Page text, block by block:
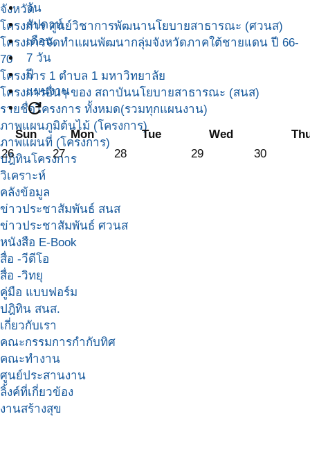
จังหวัด
โครงการ ศูนย์วิชาการพัฒนานโยบายสาธารณะ (ศวนส)
โครงการจัดทำแผนพัฒนากลุ่มจังหวัดภาคใต้ชายแดน ปี 66-
70
โครงการ 1 ตำบล 1 มหาวิทยาลัย
โครงการอื่นๆ ของ สถาบันนโยบายสาธารณะ (สนส)
รายชื่อโครงการ ทั้งหมด(รวมทุกแผนงาน)
ภาพแผนภูมิต้นไม้ (โครงการ)
ภาพแผนที่ (โครงการ)
ปฎิทินโครงการ
วิเคราะห์
คลังข้อมูล
ข่าวประชาสัมพันธ์ สนส
ข่าวประชาสัมพันธ์ ศวนส
หนังสือ E-Book
สื่อ -วีดีโอ
สื่อ -วิทยุ
คู่มือ แบบฟอร์ม
ปฎิทิน สนส.
เกี่ยวกับเรา
คณะกรรมการกำกับทิศ
คณะทำงาน
ศูนย์ประสานงาน
ลิ้งค์ที่เกี่ยวข้อง
งานสร้างสุข
วัน
สัปดาห์
เดือน
7 วัน
ปี
แผนงาน
refresh
Sun Mon Tue Wed
26
27 28 29 30